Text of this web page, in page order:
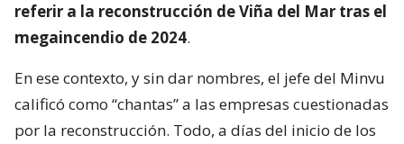
referir a la reconstrucción de Viña del Mar tras el
megaincendio de 2024.
En ese contexto, y sin dar nombres, el jefe del Minvu
calificó como “chantas” a las empresas cuestionadas
por la reconstrucción. Todo, a días del inicio de los